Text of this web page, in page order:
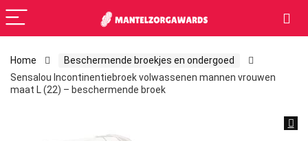
Home
Beschermende broekjes en ondergoed
Sensalou Incontinentiebroek volwassenen mannen vrouwen
maat L (22) – beschermende broek